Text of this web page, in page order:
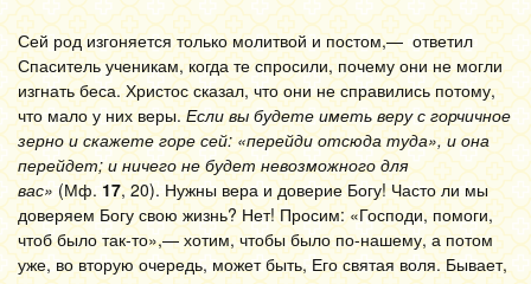
Сей род изгоняется только молитвой и постом,— ответил
Спаситель ученикам, когда те спросили, почему они не могли
изгнать беса. Христос сказал, что они не справились потому,
что мало у них веры. Если вы будете иметь веру с горчичное
зерно и скажете горе сей: «перейди отсюда туда», и она
перейдет; и ничего не будет невозможного для
вас» (Мф. 17, 20). Нужны вера и доверие Богу! Часто ли мы
доверяем Богу свою жизнь? Нет! Просим: «Господи, помоги,
чтоб было так-то»,— хотим, чтобы было по-нашему, а потом
уже, во вторую очередь, может быть, Его святая воля. Бывает,